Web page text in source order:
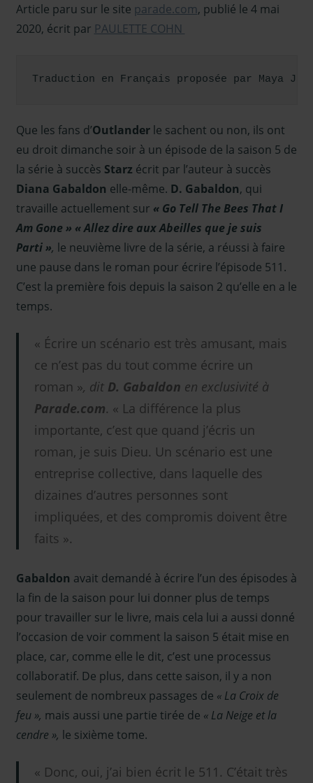
Article paru sur le site parade.com, publié le 4 mai
2020, écrit par PAULETTE COHN
Traduction en Français proposée par Maya
Que les fans d’Outlanderle sachent ou non, ils ont
eu droit dimanche soir à un épisode de la saison 5 de
la série à succès Starz écrit par l’auteur à succès
Diana Gabaldon elle-même. D. Gabaldon, qui
travaille actuellement sur « Go Tell The Bees That I
Am Gone » « Allez dire aux Abeilles que je suis
Parti », le neuvième livre de la série, a réussi à faire
une pause dans le roman pour écrire l’épisode 511.
C’est la première fois depuis la saison 2 qu’elle en a le
temps.
« Écrire un scénario est très amusant, mais
ce n’est pas du tout comme écrire un
roman », dit D. Gabaldon en exclusivité à
Parade.com. « La différence la plus
importante, c’est que quand j’écris un
roman, je suis Dieu. Un scénario est une
entreprise collective, dans laquelle des
dizaines d’autres personnes sont
impliquées, et des compromis doivent être
faits ».
Gabaldon avait demandé à écrire l’un des épisodes à
la fin de la saison pour lui donner plus de temps
pour travailler sur le livre, mais cela lui a aussi donné
l’occasion de voir comment la saison 5 était mise en
place, car, comme elle le dit, c’est une processus
collaboratif. De plus, dans cette saison, il y a non
seulement de nombreux passages de « La Croix de
feu », mais aussi une partie tirée de « La Neige et la
cendre », le sixième tome.
« Donc, oui, j’ai bien écrit le 511. C’était très